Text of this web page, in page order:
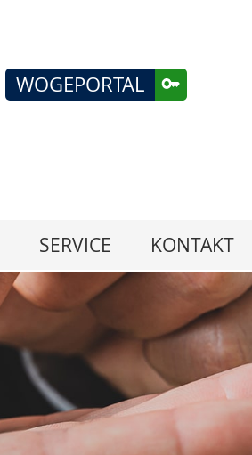
WOGEPORTAL
SERVICE KONTAKT